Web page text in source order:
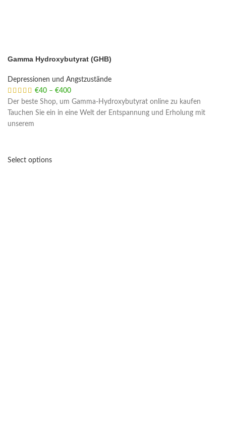
Gamma Hydroxybutyrat (GHB)
Depressionen und Angstzustände
€40 – €400
Der beste Shop, um Gamma-Hydroxybutyrat online zu kaufen
Tauchen Sie ein in eine Welt der Entspannung und Erholung mit
unserem
Select options